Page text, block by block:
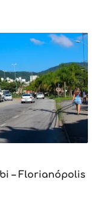
– Florianópolis